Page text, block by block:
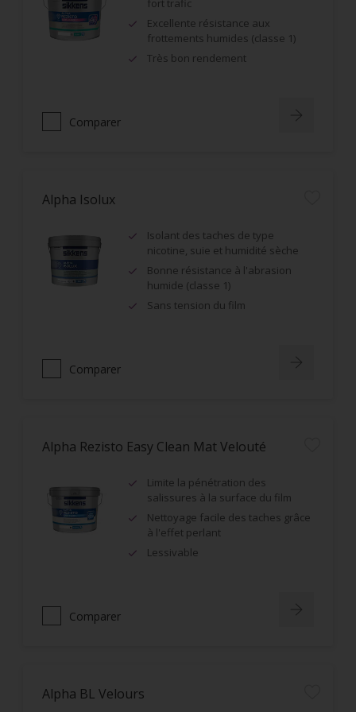
fort trafic
Excellente résistance aux
frottements humides (classe 1)
Très bon rendement
Comparer
Alpha Isolux
Isolant des taches de type
nicotine, suie et humidité sèche
Bonne résistance à l'abrasion
humide (classe 1)
Sans tension du film
Comparer
Alpha Rezisto Easy Clean Mat Velouté
Limite la pénétration des
salissures à la surface du film
Nettoyage facile des taches grâce
à l'effet perlant
Lessivable
Comparer
Alpha BL Velours